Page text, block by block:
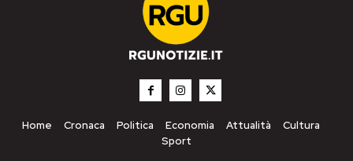
Home Cronaca Politica Economia Attualità
Cultura
Sport